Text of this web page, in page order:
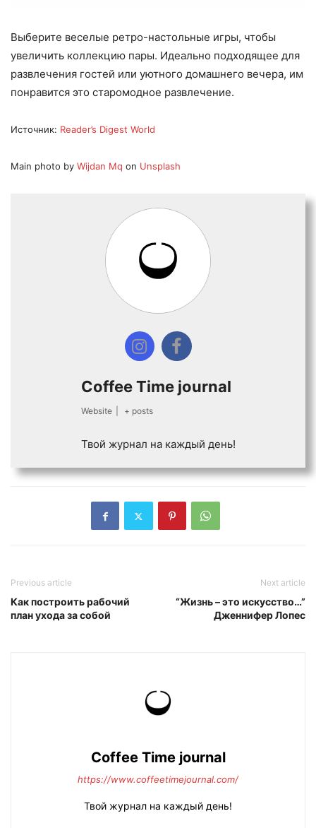
Выберите веселые ретро-настольные игры, чтобы
увеличить коллекцию пары. Идеально подходящее для
развлечения гостей или уютного домашнего вечера, им
понравится это старомодное развлечение.
Источник: Reader’s Digest World
Main photo by Wijdan Mq on Unsplash
Coffee Time journal
Website + posts
Твой журнал на каждый день!
Previous article
Как построить рабочий
план ухода за собой
Next article
“Жизнь – это искусство…”
Дженнифер Лопес
Coffee Time journal
https://www.coffeetimejournal.com/
Твой журнал на каждый день!